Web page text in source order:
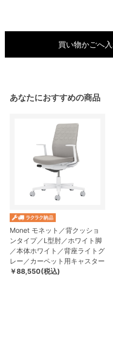
あなたにおすすめの商品
Monet モネット／背クッショ
ンタイプ／L型肘／ホワイト脚
／本体ホワイト／背座ライトグ
レー／カーペット用キャスター
￥88,550(税込)